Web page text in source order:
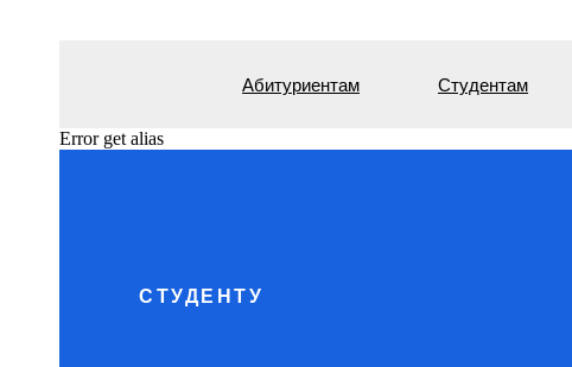
Абитуриентам Студентам
Error get alias
СТУДЕНТУ